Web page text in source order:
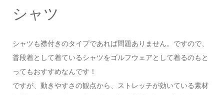
シャツ
シャツも襟付きのタイプであれば問題ありません。ですので、
普段着として着ているシャツをゴルフウェアとして着るのもと
ってもおすすめなんです！
ですが、動きやすさの観点から、ストレッチが効いている素材